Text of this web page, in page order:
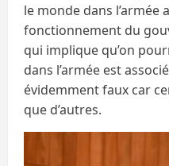
le monde dans l’armée
fonctionnement du
qui implique qu’on
dans l’armée est
évidemment faux car
que d’autres.